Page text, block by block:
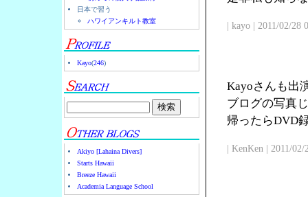
日本で習う
ハワイアンキルト教室
Kayo(246)
Akiyo [Lahaina Divers]
Starts Hawaii
Breeze Hawaii
Academia Language School
| kayo | 2011/02/28
Kayoさんも出
ブログの写真
帰ったらDVD
| KenKen | 2011/